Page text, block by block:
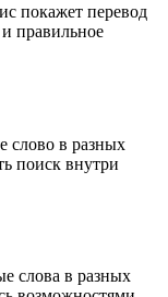
покажет перевод
правильное
слово в разных
поиск внутри
слова в разных